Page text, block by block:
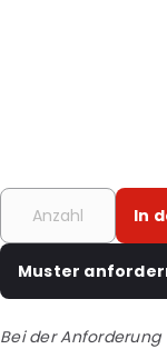
In
Muster
Bei der